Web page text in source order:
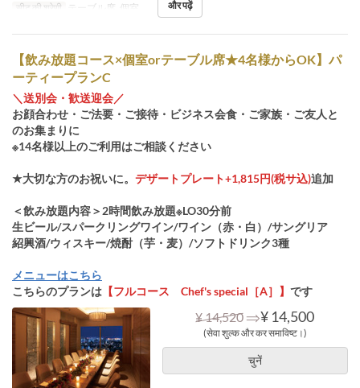
सीट की श्रेणी
テーブル席, 個室 और पढ़ें
【飲み放題コース×個室orテーブル席★4名様からOK】パ
ーティープランC
＼送別会・歓送迎会／
お顔合わせ・ご法要・ご接待・ビジネス会食・ご家族・ご友人と
のお集まりに
※14名様以上のご利用はご相談ください
★大切な方のお祝いに。 デザートプレート+1,815円(税サ込)追加
＜飲み放題内容＞2時間飲み放題※LO30分前
生ビール/スパークリングワイン/ワイン（赤・白）/サングリア
紹興酒/ウィスキー/焼酎（芋・麦）/ソフトドリンク3種
メニューはこちら
こちらのプランは 【フルコース Chef's special［A］】 です
¥ 14,520 ⇒¥ 14,500
(सेवा शुल्क और कर समाविष्ट।)
चुनें